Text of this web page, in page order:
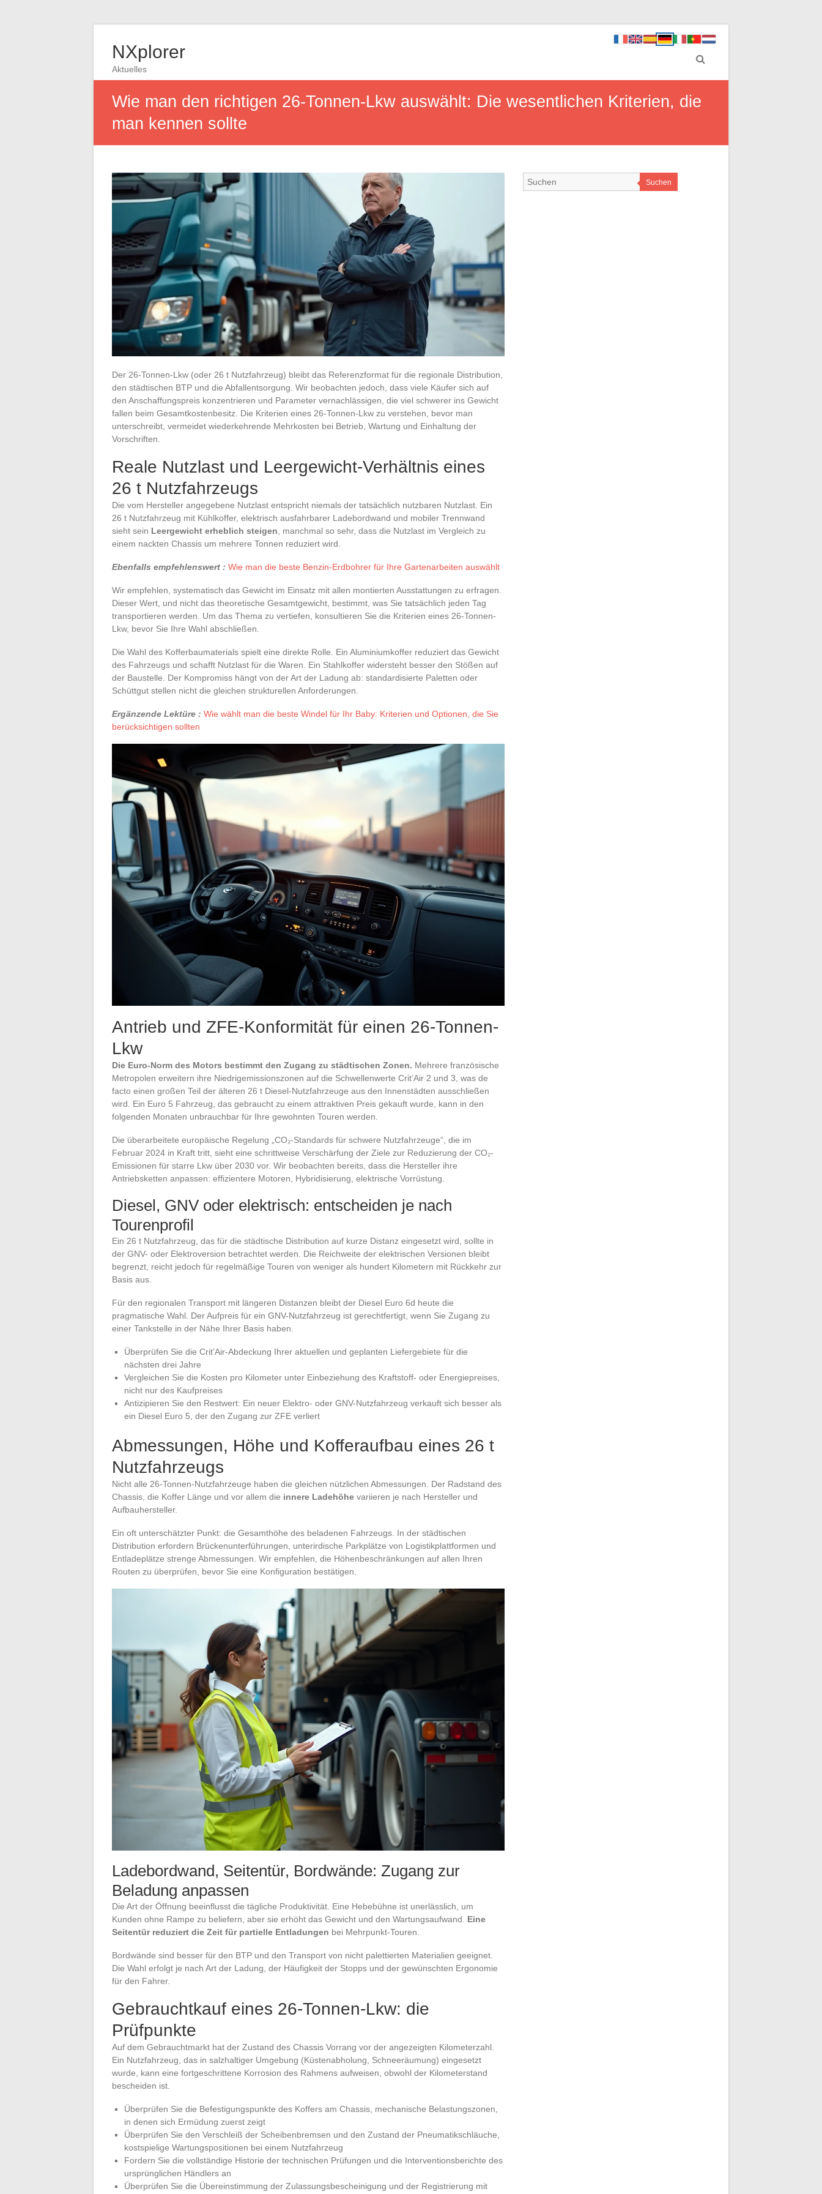
NXplorer
Aktuelles
Wie man den richtigen 26-Tonnen-Lkw auswählt: Die wesentlichen Kriterien, die
man kennen sollte
Der 26-Tonnen-Lkw (oder 26 t Nutzfahrzeug) bleibt das Referenzformat für die regionale Distribution,
den städtischen BTP und die Abfallentsorgung. Wir beobachten jedoch, dass viele Käufer sich auf
den Anschaffungspreis konzentrieren und Parameter vernachlässigen, die viel schwerer ins Gewicht
fallen beim Gesamtkostenbesitz. Die Kriterien eines 26-Tonnen-Lkw zu verstehen, bevor man
unterschreibt, vermeidet wiederkehrende Mehrkosten bei Betrieb, Wartung und Einhaltung der
Vorschriften.
Reale Nutzlast und Leergewicht-Verhältnis eines
26 t Nutzfahrzeugs
Die vom Hersteller angegebene Nutzlast entspricht niemals der tatsächlich nutzbaren Nutzlast. Ein
26 t Nutzfahrzeug mit Kühlkoffer, elektrisch ausfahrbarer Ladebordwand und mobiler Trennwand
sieht sein Leergewicht erheblich steigen , manchmal so sehr, dass die Nutzlast im Vergleich zu
einem nackten Chassis um mehrere Tonnen reduziert wird.
Ebenfalls empfehlenswert : Wie man die beste Benzin-Erdbohrer für Ihre Gartenarbeiten auswählt
Wir empfehlen, systematisch das Gewicht im Einsatz mit allen montierten Ausstattungen zu erfragen.
Dieser Wert, und nicht das theoretische Gesamtgewicht, bestimmt, was Sie tatsächlich jeden Tag
transportieren werden. Um das Thema zu vertiefen, konsultieren Sie die Kriterien eines 26-Tonnen-
Lkw, bevor Sie Ihre Wahl abschließen.
Die Wahl des Kofferbaumaterials spielt eine direkte Rolle. Ein Aluminiumkoffer reduziert das Gewicht
des Fahrzeugs und schafft Nutzlast für die Waren. Ein Stahlkoffer widersteht besser den Stößen auf
der Baustelle. Der Kompromiss hängt von der Art der Ladung ab: standardisierte Paletten oder
Schüttgut stellen nicht die gleichen strukturellen Anforderungen.
Ergänzende Lektüre : Wie wählt man die beste Windel für Ihr Baby: Kriterien und Optionen, die Sie
berücksichtigen sollten
Antrieb und ZFE-Konformität für einen 26-Tonnen-
Lkw
Die Euro-Norm des Motors bestimmt den Zugang zu städtischen Zonen. Mehrere französische
Metropolen erweitern ihre Niedrigemissionszonen auf die Schwellenwerte Crit’Air 2 und 3, was de
facto einen großen Teil der älteren 26 t Diesel-Nutzfahrzeuge aus den Innenstädten ausschließen
wird. Ein Euro 5 Fahrzeug, das gebraucht zu einem attraktiven Preis gekauft wurde, kann in den
folgenden Monaten unbrauchbar für Ihre gewohnten Touren werden.
Die überarbeitete europäische Regelung „CO₂-Standards für schwere Nutzfahrzeuge“, die im
Februar 2024 in Kraft tritt, sieht eine schrittweise Verschärfung der Ziele zur Reduzierung der CO₂-
Emissionen für starre Lkw über 2030 vor. Wir beobachten bereits, dass die Hersteller ihre
Antriebsketten anpassen: effizientere Motoren, Hybridisierung, elektrische Vorrüstung.
Diesel, GNV oder elektrisch: entscheiden je nach
Tourenprofil
Ein 26 t Nutzfahrzeug, das für die städtische Distribution auf kurze Distanz eingesetzt wird, sollte in
der GNV- oder Elektroversion betrachtet werden. Die Reichweite der elektrischen Versionen bleibt
begrenzt, reicht jedoch für regelmäßige Touren von weniger als hundert Kilometern mit Rückkehr zur
Basis aus.
Für den regionalen Transport mit längeren Distanzen bleibt der Diesel Euro 6d heute die
pragmatische Wahl. Der Aufpreis für ein GNV-Nutzfahrzeug ist gerechtfertigt, wenn Sie Zugang zu
einer Tankstelle in der Nähe Ihrer Basis haben.
Überprüfen Sie die Crit’Air-Abdeckung Ihrer aktuellen und geplanten Liefergebiete für die
nächsten drei Jahre
Vergleichen Sie die Kosten pro Kilometer unter Einbeziehung des Kraftstoff- oder Energiepreises,
nicht nur des Kaufpreises
Antizipieren Sie den Restwert: Ein neuer Elektro- oder GNV-Nutzfahrzeug verkauft sich besser als
ein Diesel Euro 5, der den Zugang zur ZFE verliert
Abmessungen, Höhe und Kofferaufbau eines 26 t
Nutzfahrzeugs
Nicht alle 26-Tonnen-Nutzfahrzeuge haben die gleichen nützlichen Abmessungen. Der Radstand des
Chassis, die Koffer Länge und vor allem die innere Ladehöhe variieren je nach Hersteller und
Aufbauhersteller.
Ein oft unterschätzter Punkt: die Gesamthöhe des beladenen Fahrzeugs. In der städtischen
Distribution erfordern Brückenunterführungen, unterirdische Parkplätze von Logistikplattformen und
Entladeplätze strenge Abmessungen. Wir empfehlen, die Höhenbeschränkungen auf allen Ihren
Routen zu überprüfen, bevor Sie eine Konfiguration bestätigen.
Ladebordwand, Seitentür, Bordwände: Zugang zur
Beladung anpassen
Die Art der Öffnung beeinflusst die tägliche Produktivität. Eine Hebebühne ist unerlässlich, um
Kunden ohne Rampe zu beliefern, aber sie erhöht das Gewicht und den Wartungsaufwand. Eine
Seitentür reduziert die Zeit für partielle Entladungen bei Mehrpunkt-Touren.
Bordwände sind besser für den BTP und den Transport von nicht palettierten Materialien geeignet.
Die Wahl erfolgt je nach Art der Ladung, der Häufigkeit der Stopps und der gewünschten Ergonomie
für den Fahrer.
Gebrauchtkauf eines 26-Tonnen-Lkw: die
Prüfpunkte
Auf dem Gebrauchtmarkt hat der Zustand des Chassis Vorrang vor der angezeigten Kilometerzahl.
Ein Nutzfahrzeug, das in salzhaltiger Umgebung (Küstenabholung, Schneeräumung) eingesetzt
wurde, kann eine fortgeschrittene Korrosion des Rahmens aufweisen, obwohl der Kilometerstand
bescheiden ist.
Überprüfen Sie die Befestigungspunkte des Koffers am Chassis, mechanische Belastungszonen,
in denen sich Ermüdung zuerst zeigt
Überprüfen Sie den Verschleiß der Scheibenbremsen und den Zustand der Pneumatikschläuche,
kostspielige Wartungspositionen bei einem Nutzfahrzeug
Fordern Sie die vollständige Historie der technischen Prüfungen und die Interventionsberichte des
ursprünglichen Händlers an
Überprüfen Sie die Übereinstimmung der Zulassungsbescheinigung und der Registrierung mit
Suchen